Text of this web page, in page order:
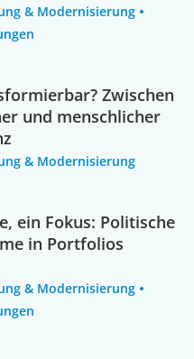
& Modernisierung
Zwischen
und menschlicher
& Modernisierung
ein Fokus: Politische
in Portfolios
& Modernisierung